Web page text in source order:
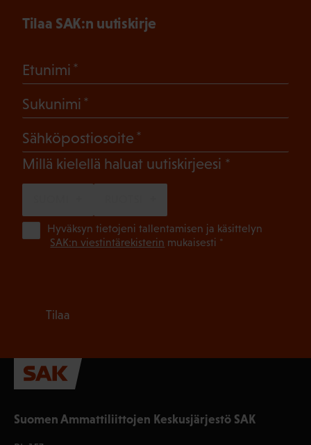
Suomen Ammattiliittojen Keskusjärjestö SAK
Tilaa SAK:n uutiskirje
Etunimi
Sukunimi
Sähköpostiosoite
Millä kielellä haluat uutiskirjeesi (Pakollinen)
Hyväksyn tietojeni tallentamisen ja käsittelyn
SAK:n viestintärekisterin mukaisesti *
Tilaa